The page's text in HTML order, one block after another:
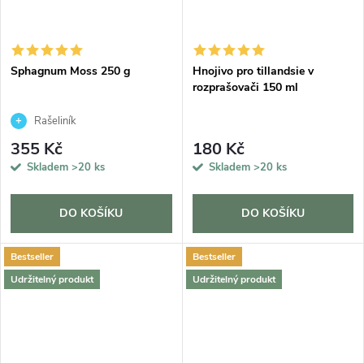
Sphagnum Moss 250 g
Rašeliník
355 Kč
Skladem >20 ks
DO KOŠÍKU
Hnojivo pro tillandsie v
rozprašovači 150 ml
180 Kč
Skladem >20 ks
DO KOŠÍKU
Bestseller
Udržitelný produkt
Bestseller
Udržitelný produkt